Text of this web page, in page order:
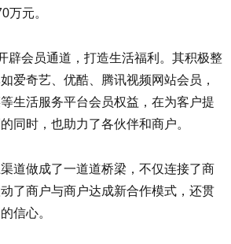
万元。
辟会员通道，打造生活福利。其积极整
爱奇艺、优酷、腾讯视频网站会员，
生活服务平台会员权益，在为客户提
同时，也助力了各伙伴和商户。
道做成了一道道桥梁，不仅连接了商
了商户与商户达成新合作模式，还贯
信心。